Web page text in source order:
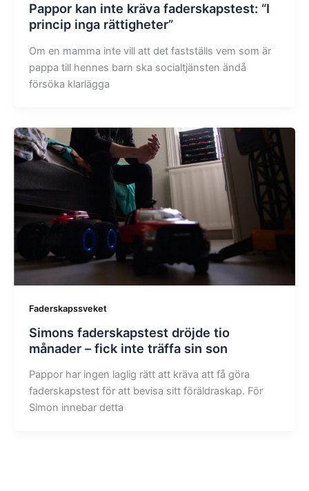
Pappor kan inte kräva faderskapstest: “I
princip inga rättigheter”
Om en mamma inte vill att det fastställs vem som är
pappa till hennes barn ska socialtjänsten ändå
försöka klarlägga
Faderskapssveket
Simons faderskapstest dröjde tio
månader – fick inte träffa sin son
Pappor har ingen laglig rätt att kräva att få göra
faderskapstest för att bevisa sitt föräldraskap. För
Simon innebar detta